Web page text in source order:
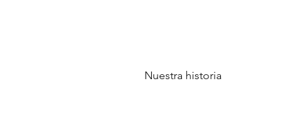
Nuestra historia